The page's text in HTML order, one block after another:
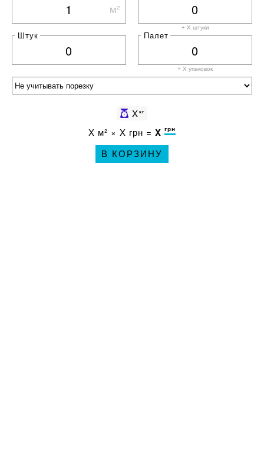
м²
+ X штуки
Штук Палет
+ X упаковок
Xкг
X м² × X грн = X грн
В КОРЗИНУ